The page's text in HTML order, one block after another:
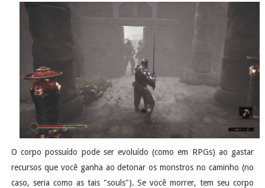
O corpo possuído pode ser evoluído (como em RPGs) ao gastar
recursos que você ganha ao detonar os monstros no caminho (no
caso, seria como as tais "souls"). Se você morrer, tem seu corpo